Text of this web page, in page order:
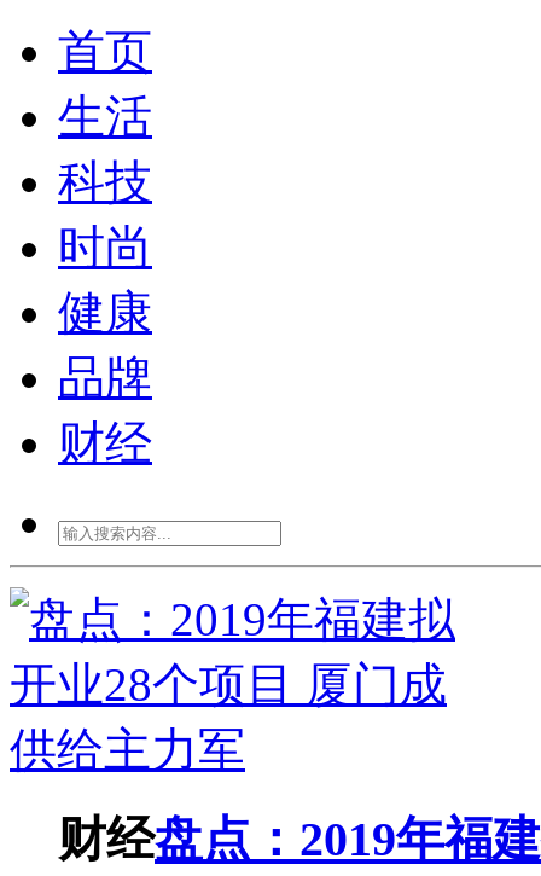
首页
生活
科技
时尚
健康
品牌
财经
财经盘点：2019年福